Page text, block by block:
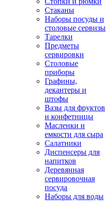
Стаканы
Наборы посуды и
столовые сервизы
Тарелки
Предметы
сервировки
Столовые
приборы
Графины,
декантеры и
штофы
Вазы для фруктов
и конфетницы
Масленки и
емкости для сыра
Салатники
Диспенсеры для
напитков
Деревянная
сервировочная
посуда
Наборы для воды